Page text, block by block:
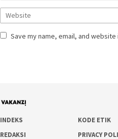
Save my name, email, and
INDEKS KODE ETIK
REDAKSI
PRIVACY